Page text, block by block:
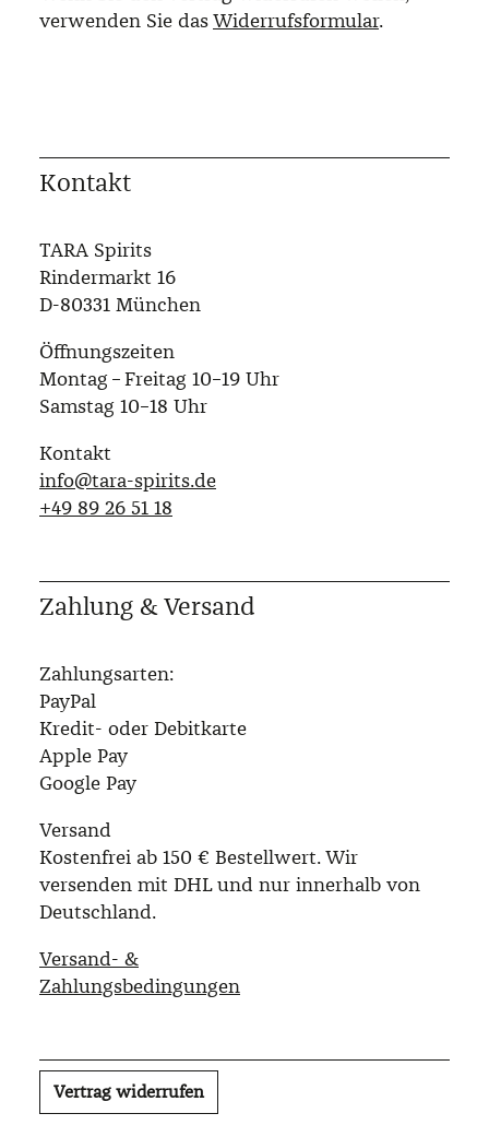
verwenden Sie dasWiderrufsformular.
Kontakt
TARA Spirits
Rindermarkt 16
D-80331 München
Öffnungszeiten
Montag – Freitag 10–19 Uhr
Samstag 10–18 Uhr
Kontakt
info@tara-spirits.de
‭+49 89 26 51 18‬
Zahlung & Versand
Zahlungsarten:
PayPal
Kredit- oder Debitkarte
Apple Pay
Google Pay
Versand
Kostenfrei ab 150 € Bestellwert. Wir
versenden mit DHL und nur innerhalb von
Deutschland.
Versand- &
Zahlungsbedingungen
Vertrag widerrufen